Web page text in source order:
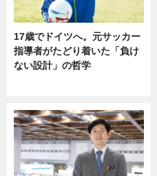
17歳でドイツへ。元サッカー
指導者がたどり着いた「負け
ない設計」の哲学